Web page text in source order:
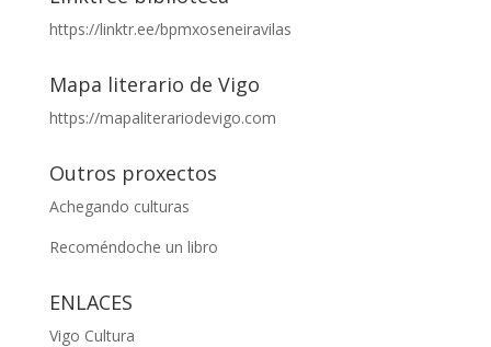
https://linktr.ee/bpmxoseneiravilas
Mapa literario de Vigo
https://mapaliterariodevigo.com
Outros proxectos
Achegando culturas
Recoméndoche un libro
ENLACES
Vigo Cultura